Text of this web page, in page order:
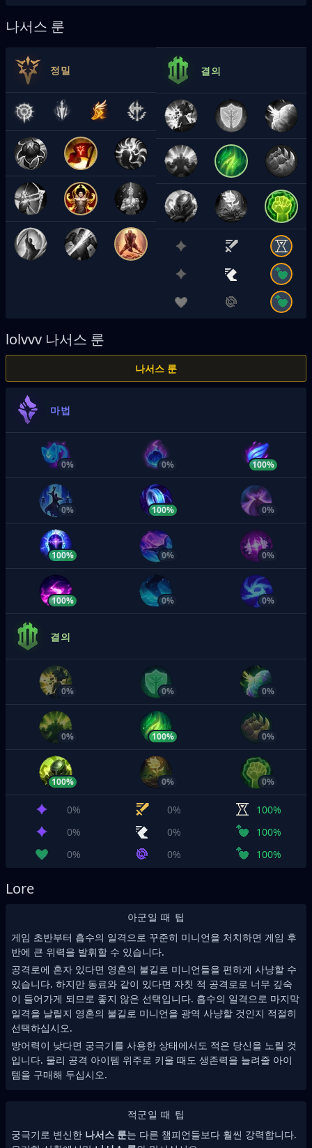
나서스 룬
정밀 결의
lolvvv 나서스 룬
나서스 룬
마법
0% 0% 100%
0% 100% 0%
100% 0% 0%
100% 0% 0%
결의
0% 0% 0%
0% 100% 0%
100% 0% 0%
0% 0%
100%
0%
0%
100%
0%
0% 100%
Lore
아군일 때 팁
게임 초반부터 흡수의 일격으로 꾸준히 미니언을 처치하면 게임 후
반에 큰 위력을 발휘할 수 있습니다.
공격로에 혼자 있다면 영혼의 불길로 미니언들을 편하게 사냥할 수
있습니다. 하지만 동료와 같이 있다면 자칫 적 공격로로 너무 깊숙
이 들어가게 되므로 좋지 않은 선택입니다. 흡수의 일격으로 마지막
일격을 날릴지 영혼의 불길로 미니언을 광역 사냥할 것인지 적절히
선택하십시오.
방어력이 낮다면 궁극기를 사용한 상태에서도 적은 당신을 노릴 것
입니다. 물리 공격 아이템 위주로 키울 때도 생존력을 늘려줄 아이
템을 구매해 두십시오.
적군일 때 팁
궁극기로 변신한 나서스 룬는 다른 챔피언들보다 훨씬 강력합니다.